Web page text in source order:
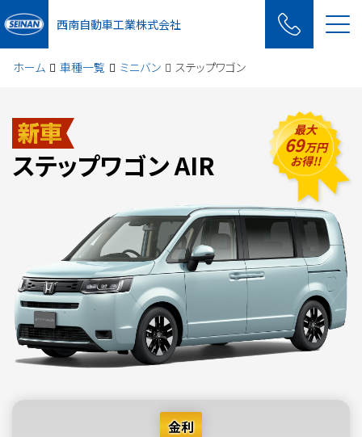
西南自動車工業株式会社
ホーム 車種一覧 ミニバン ステップワゴン
ステップワゴン AIR
最大
69万円
お得!!
金利